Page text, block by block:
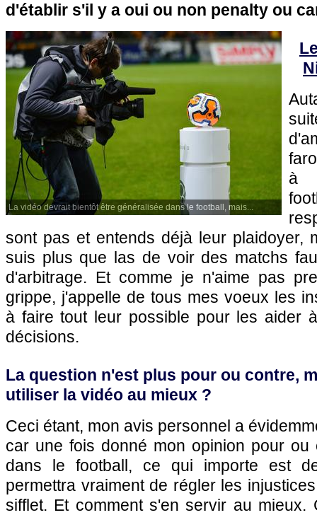
d'établir s'il y a oui ou non penalty ou
La vidéo devrait bientôt être généralisée dans le football, mais...
à
sont pas et entends déjà leur plaidoyer,
suis plus que las de voir des matchs
d'arbitrage. Et comme je n'aime pas
grippe, j'appelle de tous mes voeux les
à faire tout leur possible pour les aider
décisions.
La question n'est plus pour ou contre,
utiliser la vidéo au mieux ?
Ceci étant, mon avis personnel a
car une fois donné mon opinion pour ou
dans le football, ce qui importe est
permettra vraiment de régler les
sifflet. Et comment s'en servir au mieux.